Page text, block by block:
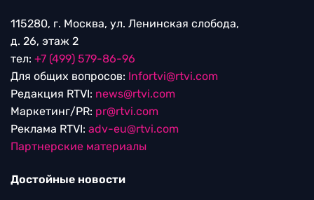
115280, г. Москва, ул. Ленинская слобода,
д. 26, этаж 2
тел: +7 (499) 579-86-96
Для общих вопросов: Infortvi@rtvi.com
Редакция RTVI: news@rtvi.com
Маркетинг/PR: pr@rtvi.com
Реклама RTVI: adv-eu@rtvi.com
Партнерские материалы
Достойные новости